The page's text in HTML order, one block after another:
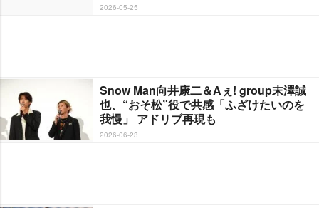
2026-05-25
Snow Man向井康二＆Aぇ! group末澤誠
也、“おそ松”役で共感「ふざけたいのを
我慢」 アドリブ再現も
2026-06-23